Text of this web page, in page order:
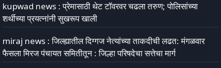
kupwad news : प्रेमासाठी थेट टॉवरवर चढला तरुण; पोलिसांच्या
शर्थीच्या प्रयत्नांनी सुखरूप खाली
miraj news : जिल्ह्यातील दिग्गज नेत्यांच्या ताकदीची लढत: मंगळवार
फैसला मिरज पंचायत समितीतून : जिल्हा परिषदेचा सत्तेचा मार्ग